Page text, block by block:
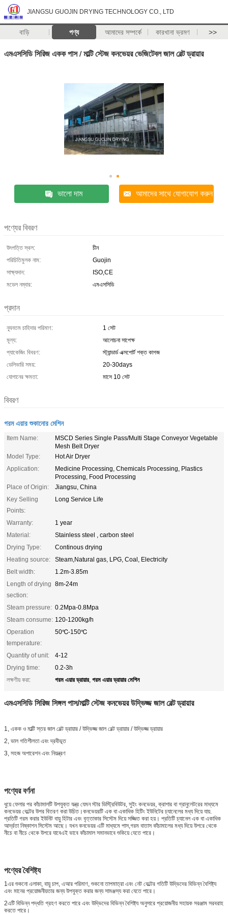
JIANGSU GUOJIN DRYING TECHNOLOGY CO., LTD
বাড়ি পণ্য আমাদের সম্পর্কে কারখানা ভ্রমণ >>
এমএসসিডি সিরিজ একক পাস / মাল্টি স্টেজ কনভেয়র ভেজিটেবল জাল বেল্ট ড্রায়ার
ভালো দাম আমাদের সাথে যোগাযোগ করুন
পণ্যের বিবরণ
উৎপত্তি স্থল:
চীন
পরিচিতিমুলক নাম:
Guojin
সাক্ষ্যদান:
ISO,CE
মডেল নম্বার:
এমএসসিডি
প্রদান
ন্যূনতম চাহিদার পরিমাণ:
1 সেট
মূল্য:
আলোচনা সাপেক্ষ
প্যাকেজিং বিবরণ:
স্ট্যান্ডার্ড এক্সপোর্ট শক্ত কাগজ
ডেলিভারি সময়:
20-30days
যোগানের ক্ষমতা:
মাসে 10 সেট
বিবরণ
গরম এয়ার শুকানোর মেশিন
Item Name:
MSCD Series Single Pass/Multi Stage Conveyor Vegetable
Mesh Belt Dryer
Model Type:
Hot Air Dryer
Application:
Medicine Processing, Chemicals Processing, Plastics
Processing, Food Processing
Place of Origin:
Jiangsu, China
Key Selling
Points:
Long Service Life
Warranty:
1 year
Material:
Stainless steel , carbon steel
Drying Type:
Continous drying
Heating source:
Steam,Natural gas, LPG, Coal, Electricity
Belt width:
1.2m-3.85m
Length of drying
section:
8m-24m
Steam pressure: 0.2Mpa-0.8Mpa
Steam consume: 120-1200kg/h
Operation
temperature:
50℃-150℃
Quantity of unit:
4-12
Drying time:
0.2-3h
লক্ষণীয় করা:
গরম এয়ার ড্রায়ার, গরম এয়ার ড্রায়ার মেশিন
এমএসসিডি সিরিজ সিঙ্গল পাস/মাল্টি স্টেজ কনভেয়র উদ্ভিজ্জ জাল বেল্ট ড্রায়ার
1, একক ও মাল্টি স্তর জাল বেল্ট ড্রায়ার / উদ্ভিজ্জ জাল বেল্ট ড্রায়ার / উদ্ভিজ্জ ড্রায়ার
2, ভাল গতিশীলতা এবং দ্রবীভূত
3, সহজ অপারেশন এবং নিয়ন্ত্রণ
পণ্যের বর্ণনা
ধুয়ে ফেলার পর কাঁচামালটি উপযুক্ত যন্ত্র যেমন স্টার ডিস্ট্রিবিউটর, সুইং কনভেয়র, ক্রাশার বা গ্রানুলেটরের মাধ্যমে
কনভেয়র বেল্টের উপর বিতরণ করা উচিত।কনভেয়রটি এক বা একাধিক হিটিং ইউনিটের চ্যানেলের মধ্য দিয়ে যায়.
প্রতিটি গরম করার ইউনিট বায়ু হিটার এবং বৃত্তাকার সিস্টেম দিয়ে সজ্জিত করা হয়। প্রতিটি চ্যানেল এক বা একাধিক
আর্দ্রতা নিষ্কাশন সিস্টেম আছে। যখন কনভেয়র এটি মাধ্যমে পাস,গরম বাতাস কাঁচামালের মধ্য দিয়ে উপরে থেকে
নীচে বা নীচে থেকে উপরে যাবেএই ভাবে কাঁচামাল সমানভাবে শুকিয়ে যেতে পারে।
পণ্যের বৈশিষ্ট্য
1এর শুকনো এলাকা, বায়ু চাপ, এআর পরিমাণ, শুকনো তাপমাত্রা এবং নেট বেল্টের গতিটি উদ্ভিদের বিভিন্ন বৈশিষ্ট্য
এবং মানের প্রয়োজনীয়তার জন্য উপযুক্ত করার জন্য সামঞ্জস্য করা যেতে পারে।
2এটি বিভিন্ন পদ্ধতি গ্রহণ করতে পারে এবং উদ্ভিদের বিভিন্ন বৈশিষ্ট্য অনুসারে প্রয়োজনীয় সহায়ক সরঞ্জাম সরবরাহ
করতে পারে।